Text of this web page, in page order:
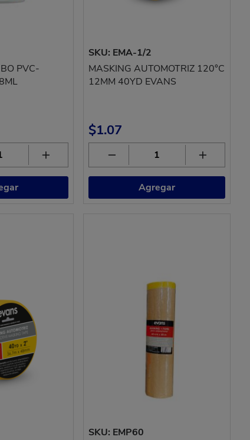
PVC-
SKU: EMA-1/2
MASKING AUTOMOTRIZ 120°C
12MM 40YD EVANS
$1.07
Agregar
SKU: EMP60